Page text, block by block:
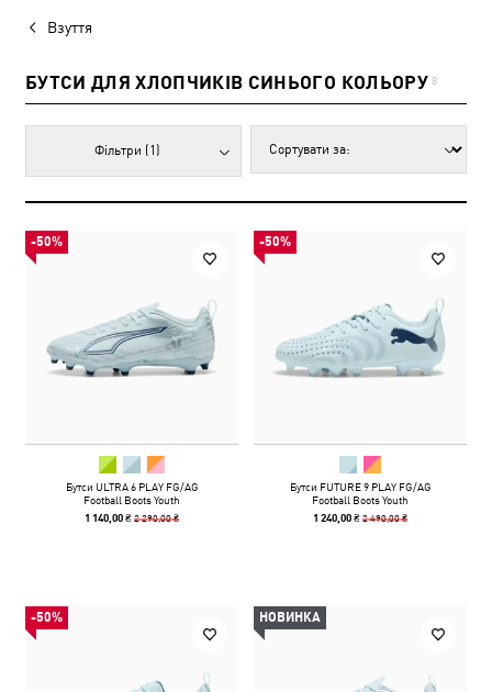
Взуття
БУТСИ ДЛЯ ХЛОПЧИКІВ СИНЬОГО КОЛЬОРУ 8
Фільтри (1)
-50%
Бутси ULTRA 6 PLAY FG/AG
Football Boots Youth
1 140,00 ₴2 290,00 ₴
-50%
Бутси FUTURE 9 PLAY FG/AG
Football Boots Youth
1 240,00 ₴2 490,00 ₴
-50% НОВИНКА